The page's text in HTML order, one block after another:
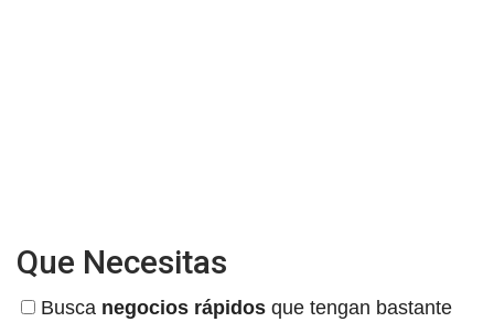
Que Necesitas
Busca negocios rápidos que tengan bastante